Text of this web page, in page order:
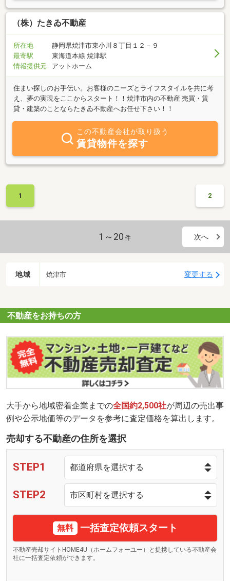
（株）たきゐ不動産
所在地
静岡県焼津市東小川８丁目１２－９
最寄駅
東海道本線 焼津駅
情報提供元
アットホーム
住まい探しのお手伝い。お客様のニーズとライフスタイルを共に考
え、夢の実現をここからスタート！！焼津市内の不動産 売買・賃
貸・建築のことならたきゐ不動産へお任せ下さい！！
この不動産会社が取り扱う
賃貸物件を探す
1 2
1～20 件 次へ
地域 焼津市 変更する
不動産をお持ちの方
大手から地域密着企業までの全国約2,500社が周辺の売出事
例や公示地価等のデータを参考に査定価格を算出します。
売却する不動産の住所を選択
STEP1
STEP2
無料 一括査定依頼スタート
不動産売却サイトHOME4U（ホームフォーユー）と提携している不動産会
社に一括査定依頼ができます。